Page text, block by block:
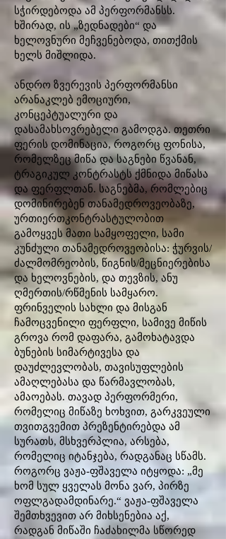
სჭირდებოდა ამ პერფორმანსს.
ხშირად, ის „ზედნადები“ და
ხელოვნური მეჩვენებოდა, თითქმის
ხელს მიშლიდა.
ანდრო ზვერევის პერფორმანსი
არანაკლებ ემოციური,
კონცეპტუალური და
დასამახსოვრებელი გამოდგა. თეთრი
ფერის დომინაცია, როგორც ფონისა,
რომელზეც მიწა და საგნები წვანან,
ტრაგიკულ კონტრასტს ქმნიდა მიწასა
და ფერფლთან. საგნებმა, რომლებიც
დომინირებენ თანამედროვეობაზე,
ურთიერთკონტრასტულობით
გამოყვეს მათი სამყოფელი, სამი
კუნძული თანამედროვეობისა: ჭურვის/
ძალმომრეობის, წიგნის/მეცნიერებისა
და ხელოვნების, და თევზის, ანუ
ღმერთის/რწმენის სამყარო.
ფრინველის სახლი და მისგან
ჩამოცვენილი ფერფლი, სამივე მიწის
გროვა რომ დაფარა, გამოხატავდა
ბუნების სიმარტივესა და
დაუძლევლობას, თავისუფლების
ამაღლებასა და წარმავლობას,
ამაოებას. თავად პერფორმერი,
რომელიც მიწაზე ხოხვით, გარკვეული
თვითგვემით პრეზენტირებდა ამ
სურათს, მსხვერპლია, არსება,
რომელიც იტანჯება, რადგანაც სწამს.
როგორც ვაჟა-ფშაველა იტყოდა: „მე
ხომ სულ ყველას მონა ვარ, პირზე
ოფლგადამდინარე.“ ვაჟა-ფშაველა
შემთხვევით არ მიხსენებია აქ,
რადგან მიწაში ჩაძახილმა სწორედ